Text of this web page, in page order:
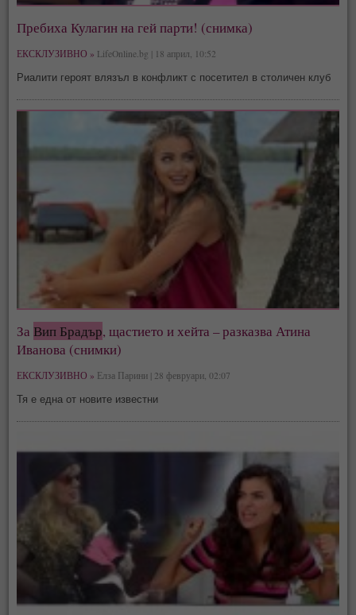
Пребиха Кулагин на гей парти! (снимка)
ЕКСКЛУЗИВНО » LifeOnline.bg | 18 април, 10:52
Риалити героят влязъл в конфликт с посетител в столичен клуб
За Вип Брадър, щастието и хейта – разказва Атина
Иванова (снимки)
ЕКСКЛУЗИВНО » Елза Парини | 28 февруари, 02:07
Тя е една от новите известни